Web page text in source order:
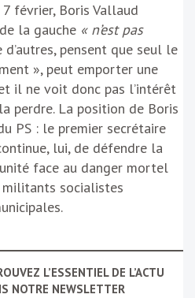
février, Boris Vallaud
la gauche « n’est pas
d’autres, pensent que seul le
», peut emporter une
il ne voit donc pas l’intérêt
perdre. La position de Boris
PS : le premier secrétaire
lui, de défendre la
face au danger mortel
militants socialistes
L’ESSENTIEL DE L’ACTU
NOTRE NEWSLETTER